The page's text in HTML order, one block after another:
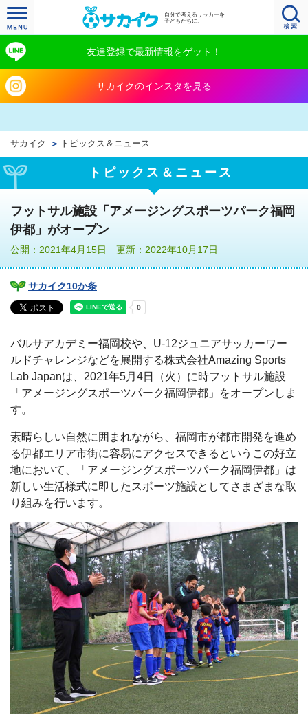
自分で考えるサッカーを
子どもたちに。
友達登録で最新情報をゲット！
サカイクのインスタを見る
サカイク トピックス＆ニュース
トピックス＆ニュース
フットサル施設「アメージングスポーツパーク福岡
伊都」がオープン
公開：2021年4月15日 更新：2022年10月17日
サカイク10か条
バルサアカデミー福岡校や、U-12ジュニアサッカーワー
ルドチャレンジなどを展開する株式会社Amazing Sports
Lab Japanは、2021年5月4日（火）に時フットサル施設
「アメージングスポーツパーク福岡伊都」をオープンしま
す。
素晴らしい自然に囲まれながら、福岡市が都市開発を進め
る伊都エリア市街に容易にアクセスできるというこの好立
地において、「アメージングスポーツパーク福岡伊都」は
新しい生活様式に即したスポーツ施設としてさまざまな取
り組みを行います。